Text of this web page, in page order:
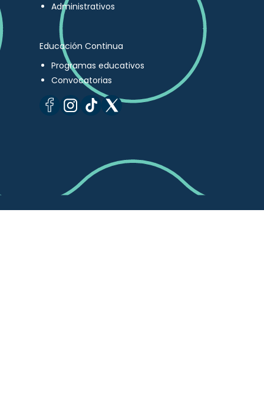
Administrativos
Educación Continua
Programas educativos
Convocatorias